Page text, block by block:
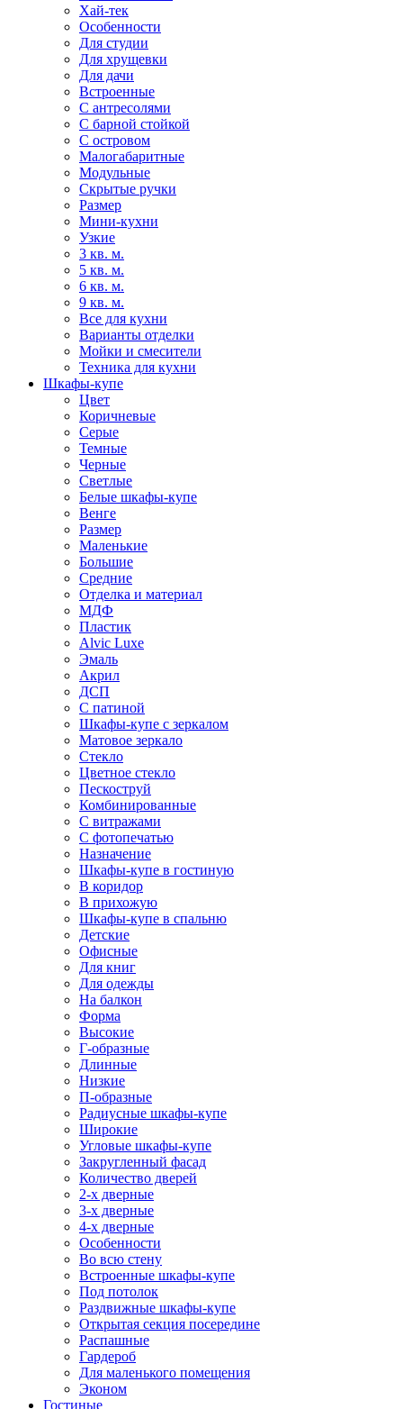
Хай-тек
Особенности
Для студии
Для хрущевки
Для дачи
Встроенные
С антресолями
С барной стойкой
С островом
Малогабаритные
Модульные
Скрытые ручки
Размер
Мини-кухни
Узкие
3 кв. м.
5 кв. м.
6 кв. м.
9 кв. м.
Все для кухни
Варианты отделки
Мойки и смесители
Техника для кухни
Шкафы-купе
Цвет
Коричневые
Серые
Темные
Черные
Светлые
Белые шкафы-купе
Венге
Размер
Маленькие
Большие
Средние
Отделка и материал
МДФ
Пластик
Alvic Luxe
Эмаль
Акрил
ДСП
С патиной
Шкафы-купе с зеркалом
Матовое зеркало
Стекло
Цветное стекло
Пескоструй
Комбинированные
С витражами
С фотопечатью
Назначение
Шкафы-купе в гостиную
В коридор
В прихожую
Шкафы-купе в спальню
Детские
Офисные
Для книг
Для одежды
На балкон
Форма
Высокие
Г-образные
Длинные
Низкие
П-образные
Радиусные шкафы-купе
Широкие
Угловые шкафы-купе
Закругленный фасад
Количество дверей
2-х дверные
3-х дверные
4-х дверные
Особенности
Во всю стену
Встроенные шкафы-купе
Под потолок
Раздвижные шкафы-купе
Открытая секция посередине
Распашные
Гардероб
Для маленького помещения
Эконом
Гостиные